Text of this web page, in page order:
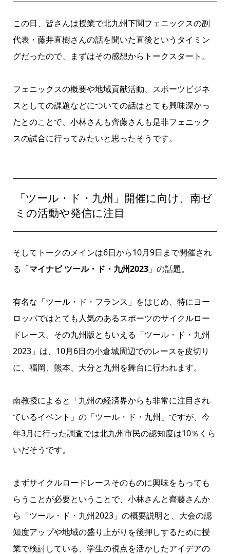
この日、皆さんは授業で北九州下関フェニックスの副
代表・藤井直樹さんの話を聞いた直後というタイミン
グだったので、まずはその感想からトークスタート。
フェニックスの概要や地域貢献活動、スポーツビジネ
スとしての課題などについての話はとても興味深かっ
たとのことで、小林さんも齊藤さんも是非フェニック
スの試合に行ってみたいと思ったそうです。
「ツール・ド・九州」開催に向け、南ゼ
ミの活動や発信に注目
そしてトークのメインは6日から10月9日まで開催され
る「マイナビ ツール・ド・九州2023」の話題。
有名な「ツール・ド・フランス」をはじめ、特にヨー
ロッパではとても人気のあるスポーツのサイクルロー
ドレース。その九州版ともいえる「ツール・ド・九州
2023」は、10月6日の小倉城周辺でのレースを皮切り
に、福岡、熊本、大分と九州を舞台に行われます。
南教授によると「九州の経済界からも非常に注目され
ているイベント」の「ツール・ド・九州」ですが、今
年3月に行った調査では北九州市民の認知度は10％くら
いだそうです。
まずサイクルロードレースそのものに興味をもっても
らうことが必要ということで、小林さんと齊藤さんか
ら「ツール・ド・九州2023」の概要説明と、大会の認
知度アップや地域の盛り上がりを後押しするために授
業で検討している、学生の視点を活かしたアイデアの